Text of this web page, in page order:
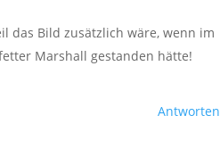
das Bild zusätzlich wäre, wenn im
Marshall gestanden hätte!
Antworten